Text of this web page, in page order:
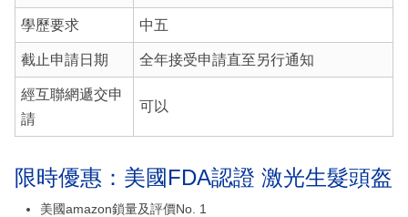
學歷要求 中五
截止申請日期 全年接受申請直至另行通知
經互聯網遞交申
請
可以
限時優惠：美國FDA認證 激光生髮頭盔
美國amazon鎖量及評價No. 1